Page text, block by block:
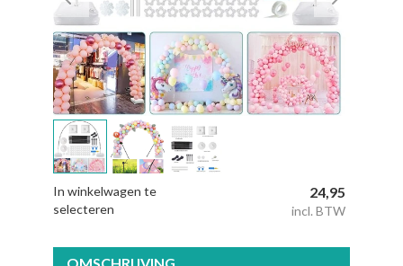
Previous Next
24,95
incl. BTW
In winkelwagen te
selecteren